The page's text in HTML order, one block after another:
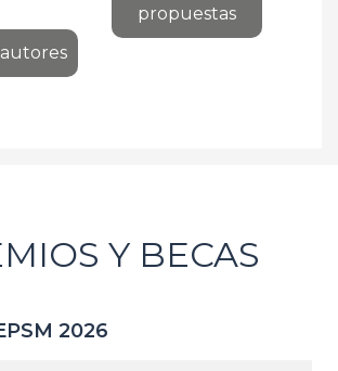
propuestas
Y BECAS
2026